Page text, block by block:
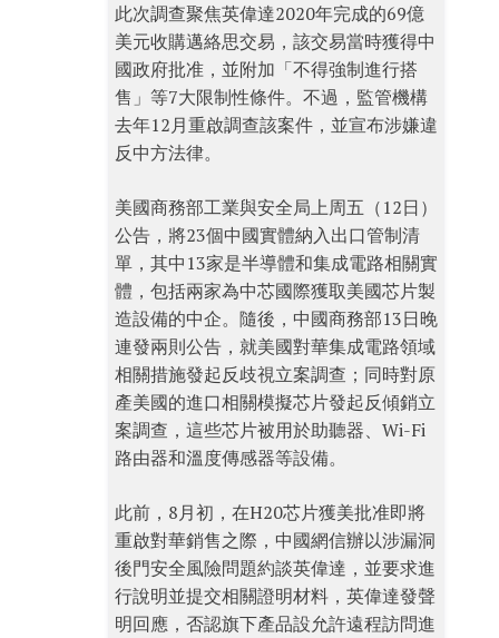
此次調查聚焦英偉達2020年完成的69億
美元收購邁絡思交易，該交易當時獲得中
國政府批准，並附加「不得強制進行搭
售」等7大限制性條件。不過，監管機構
去年12月重啟調查該案件，並宣布涉嫌違
反中方法律。
美國商務部工業與安全局上周五（12日）
公告，將23個中國實體納入出口管制清
單，其中13家是半導體和集成電路相關實
體，包括兩家為中芯國際獲取美國芯片製
造設備的中企。隨後，中國商務部13日晚
連發兩則公告，就美國對華集成電路領域
相關措施發起反歧視立案調查；同時對原
產美國的進口相關模擬芯片發起反傾銷立
案調查，這些芯片被用於助聽器、Wi-Fi
路由器和溫度傳感器等設備。
此前，8月初，在H20芯片獲美批准即將
重啟對華銷售之際，中國網信辦以涉漏洞
後門安全風險問題約談英偉達，並要求進
行說明並提交相關證明材料，英偉達發聲
明回應，否認旗下產品設允許遠程訪問進